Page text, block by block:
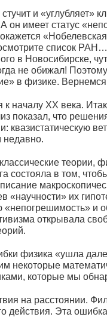
и «углубляет»
он имеет статус
список
в Новосибирске,
не обижал!
в физике.
началу ХХ века.
показал, что
квазистатическую
недавно.
теории,
в том,
«научности» их
и
открывала
физика «ушла
некоторые
которые мы
на расстоянии.
действия. Эта